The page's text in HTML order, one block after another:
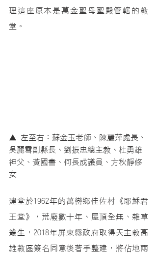
理這座原本是萬金聖母聖殿管轄的教
堂。
▲ 左至右：蘇金玉老師、陳麗萍處長、
吳麗雪副縣長、劉振忠總主教、杜勇雄
神父、黃國書、何長成議員、方秋靜修
女
建堂於1962年的萬巒鄉佳佐村《耶穌君
王堂》，荒廢數十年、屋頂全無、雜草
叢生，2018年屏東縣政府取得天主教高
雄教區簽名同意後著手整建，將佔地兩